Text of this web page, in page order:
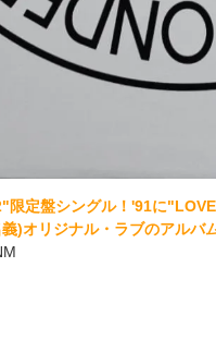
限定盤シングル！'91に
)オリジナル・ラブのアル